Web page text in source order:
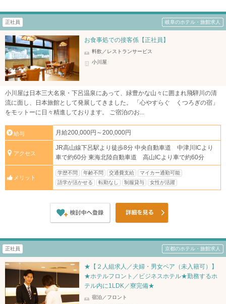
正社員 岐阜のホテル・旅館求人
お食事処での接客係【正社員】
料飲／レストランサービス
小川屋
小川屋は日本三大名泉・下呂温泉にあって、緑豊かな山々に囲まれ飛騨川の清
流に面し、日本旅館として発展してきました。 「心やすらぐ くつろぎの宿」
をモットーに日々精進しております。 ご宿泊のお...
給与 月給200,000円～200,000円
アクセス
JR高山線下呂駅より徒歩8分 中央自動車道 中津川ICより
車で約60分 東海北陸自動車道 高山ICより車で約60分
メリット
学歴不問 年齢不問 交通費支給
マイカー通勤可能
語学が活かせる
転勤なし 制服貸与 女性が活躍
正社員 京都のホテル・旅館求人
★【２人組求人／夫婦・男女ペア（未入籍可）】
★ホテルフロント／ビジネスホテル★勤務するホ
テル内に1LDK／寮完備★
宿泊／フロント